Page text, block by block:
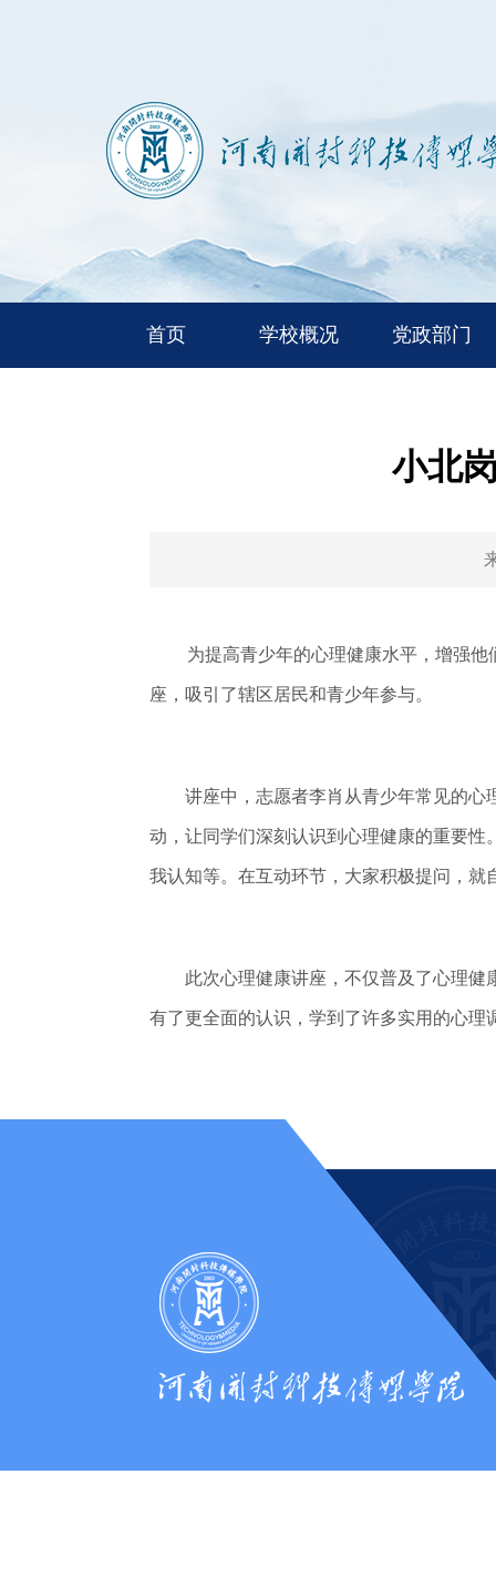
首页 学校概况 党政部门
小北
为提高青少年的心理健康水平，增强他
座，吸引了辖区居民和青少年参与。
讲座中，志愿者李肖从青少年常见的心理
动，让同学们深刻认识到心理健康的重要
我认知等。在互动环节，大家积极提问，
此次心理健康讲座，不仅普及了心理健康
有了更全面的认识，学到了许多实用的心